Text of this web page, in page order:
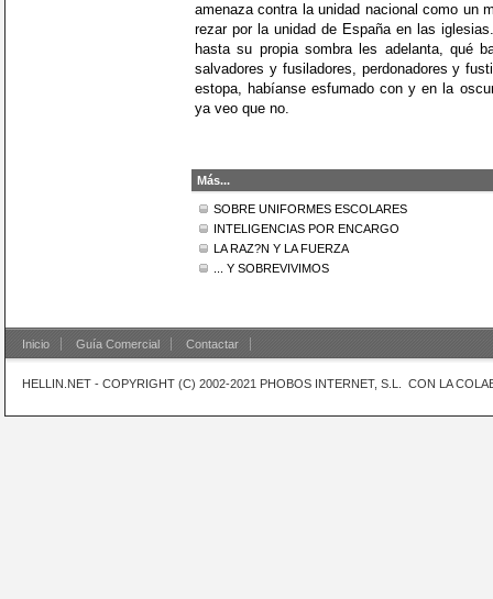
amenaza contra la unidad nacional como un
rezar por la unidad de España en las
hasta su propia sombra les adelanta, qué
salvadores y fusiladores, perdonadores y
estopa, habíanse esfumado con y en la
ya veo que no.
Más...
SOBRE UNIFORMES ESCOLARES
INTELIGENCIAS POR ENCARGO
LA RAZ?N Y LA FUERZA
... Y SOBREVIVIMOS
Inicio Guía Comercial Contactar
HELLIN.NET - COPYRIGHT (C) 2002-2021 PHOBOS INTERNET, S.L. CON LA